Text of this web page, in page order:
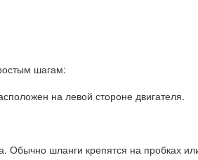
шагам:
на левой стороне двигателя.
Обычно шланги крепятся на пробках